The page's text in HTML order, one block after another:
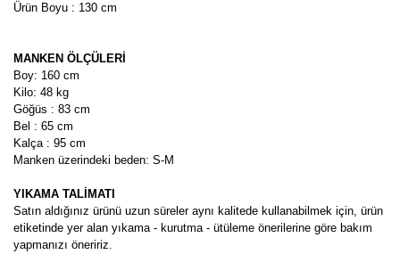
Ürün Boyu : 130 cm
MANKEN ÖLÇÜLERİ
Boy: 160 cm
Kilo: 48 kg
Göğüs : 83 cm
Bel : 65 cm
Kalça : 95 cm
Manken üzerindeki beden: S-M
YIKAMA TALİMATI
Satın aldığınız ürünü uzun süreler aynı kalitede kullanabilmek için, ürün
etiketinde yer alan yıkama - kurutma - ütüleme önerilerine göre bakım
yapmanızı öneririz.